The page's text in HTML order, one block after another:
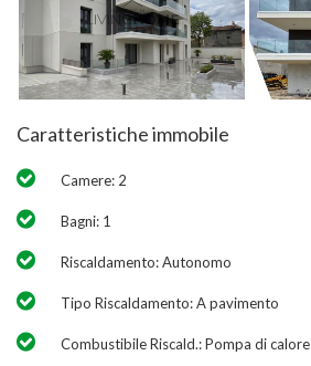
Caratteristiche immobile
Camere: 2
Bagni: 1
Riscaldamento: Autonomo
Tipo Riscaldamento: A pavimento
Combustibile Riscald.: Pompa di calore